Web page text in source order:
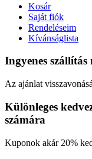
Kosár
Saját fiók
Rendeléseim
Kívánságlista
Ingyenes
Az ajánlat
Különleges
számára
Kuponok akár 20%